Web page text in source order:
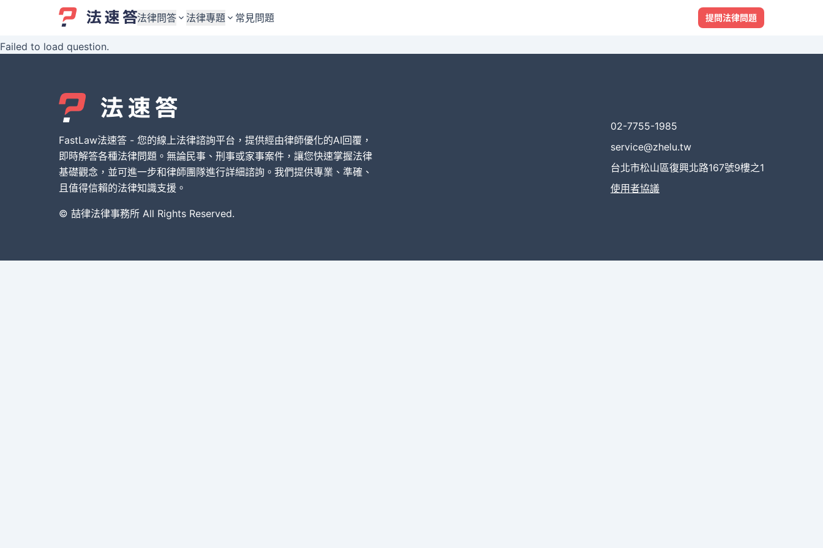
法律問答
婚姻與監護權
債務與債權
刑事犯罪案件
其他案件類型
法律專題
婚姻與監護權
債務與債權
刑事犯罪案件
其他案件類型
常見問題 提問法律問題
Failed to load question.
FastLaw法速答 - 您的線上法律諮詢平台，提供經由律師優化的AI回覆，
即時解答各種法律問題。無論民事、刑事或家事案件，讓您快速掌握法律
基礎觀念，並可進一步和律師團隊進行詳細諮詢。我們提供專業、準確、
且值得信賴的法律知識支援。
© 喆律法律事務所 All Rights Reserved.
02-7755-1985
service@zhelu.tw
台北市松山區復興北路167號9樓之1
使用者協議